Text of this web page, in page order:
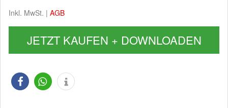
Inkl. MwSt. | AGB
JETZT KAUFEN + DOWNLOADEN